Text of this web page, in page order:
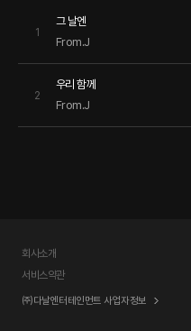
1
그 날엔
From.J
2
우리 함께
From.J
회사소개
서비스약관
㈜다날엔터테인먼트 사업자정보